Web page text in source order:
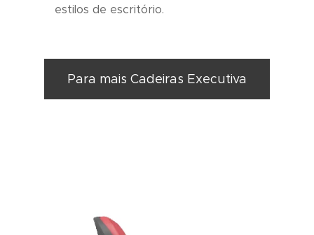
estilos de escritório.
Para mais Cadeiras Executiva